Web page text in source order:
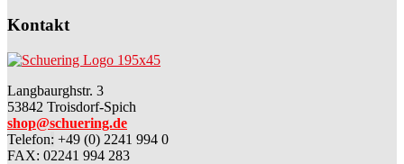
Kontakt
Langbaurghstr. 3
53842 Troisdorf-Spich
shop@schuering.de
Telefon: +49 (0) 2241 994 0
FAX: 02241 994 283